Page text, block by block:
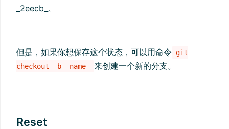
_2eecb_。
但是，如果你想保存这个状态，可以用命令 git
checkout -b _name_
来创建一个新的分支。
Reset